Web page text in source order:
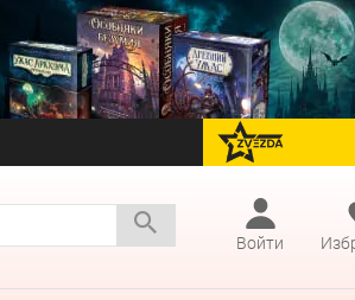
перейти на Zvezda
Войти